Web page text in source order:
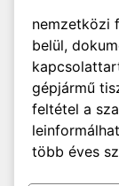
nemzetközi
belül,
gépjármű
feltétel a
több éves